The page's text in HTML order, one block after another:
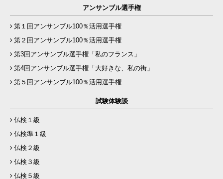
アンサンブル選手権
第１回アンサンブル100％活用選手権
第２回アンサンブル100％活用選手権
第3回アンサンブル選手権「私のフランス」
第4回アンサンブル選手権「大好きな、私の街」
第５回アンサンブル100％活用選手権
試験体験談
仏検１級
仏検準１級
仏検２級
仏検３級
仏検５級